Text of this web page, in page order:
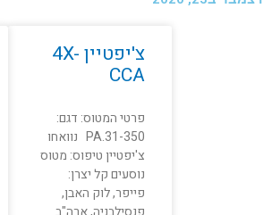
צ'יפטיין 4X-
CCA
פרטי המטוס: דגם:
PA.31-350 נוואחו
צ'יפטיין טיפוס: מטוס
נוסעים קל יצרן:
פייפר, לוק האבן,